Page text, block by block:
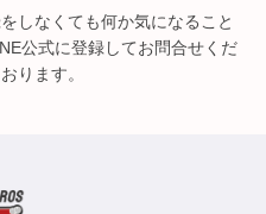
しなくても何か気になること
公式に登録してお問合せくだ
ります。